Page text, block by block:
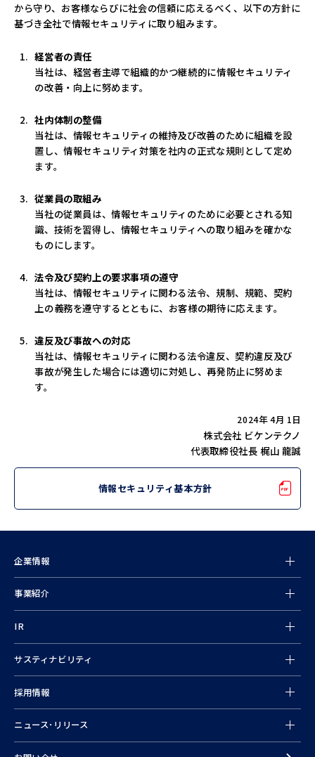
から守り、お客様ならびに社会の信頼に応えるべく、以下の方針に
基づき全社で情報セキュリティに取り組みます。
経営者の責任
当社は、経営者主導で組織的かつ継続的に情報セキュリティ
の改善・向上に努めます。
社内体制の整備
当社は、情報セキュリティの維持及び改善のために組織を設
置し、情報セキュリティ対策を社内の正式な規則として定め
ます。
従業員の取組み
当社の従業員は、情報セキュリティのために必要とされる知
識、技術を習得し、情報セキュリティへの取り組みを確かな
ものにします。
法令及び契約上の要求事項の遵守
当社は、情報セキュリティに関わる法令、規制、規範、契約
上の義務を遵守するとともに、お客様の期待に応えます。
違反及び事故への対応
当社は、情報セキュリティに関わる法令違反、契約違反及び
事故が発生した場合には適切に対処し、再発防止に努めま
す。
2024年 4月 1日
株式会社 ビケンテクノ
代表取締役社長 梶山 龍誠
情報セキュリティ基本方針
企業情報
事業紹介
IR
サスティナビリティ
採用情報
ニュース･リリース